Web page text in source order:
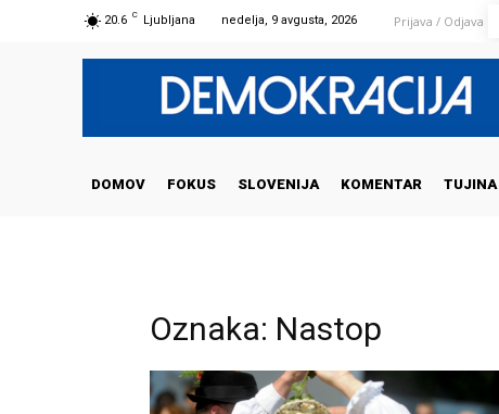
20.6 C Ljubljana nedelja, 9 avgusta, 2026 Prijava / Odjava
DOMOV FOKUS SLOVENIJA KOMENTAR TUJINA
Oznaka: Nastop